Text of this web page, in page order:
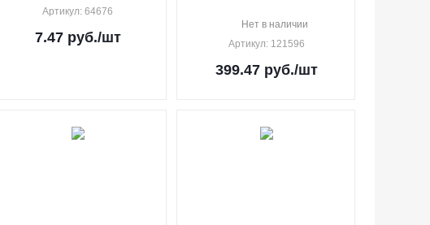
Артикул: 64676
7.47руб./шт
Нет в наличии
Артикул: 121596
399.47руб./шт